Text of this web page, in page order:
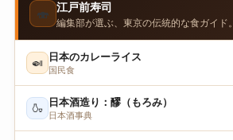
🍣 江戸前寿司
編集部が選ぶ、東京の伝統的な食ガイド。
🍛 日本のカレーライス
国民食
🍶 日本酒造り：醪（もろみ）
日本酒事典